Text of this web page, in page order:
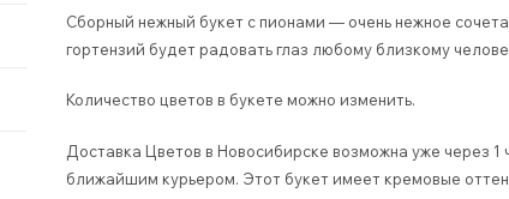
Сборный нежный букет с пионами — очень нежное
гортензий будет радовать глаз любому близкому
Количество цветов в букете можно изменить.
Доставка Цветов в Новосибирске возможна уже через
ближайшим курьером. Этот букет имеет кремовые